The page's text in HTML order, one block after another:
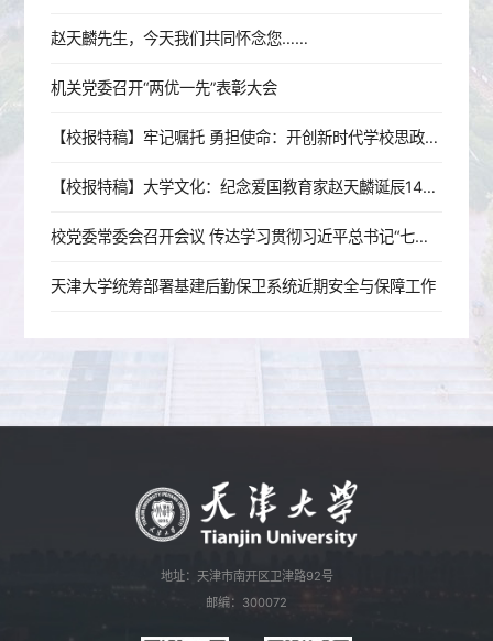
赵天麟先生，今天我们共同怀念您……
机关党委召开“两优一先”表彰大会
【校报特稿】牢记嘱托 勇担使命：开创新时代学校思政工作新局面
【校报特稿】大学文化：纪念爱国教育家赵天麟诞辰140周年座谈会举行
校党委常委会召开会议 传达学习贯彻习近平总书记“七一”重要讲话精神
天津大学统筹部署基建后勤保卫系统近期安全与保障工作
地址：天津市南开区卫津路92号
邮编：300072